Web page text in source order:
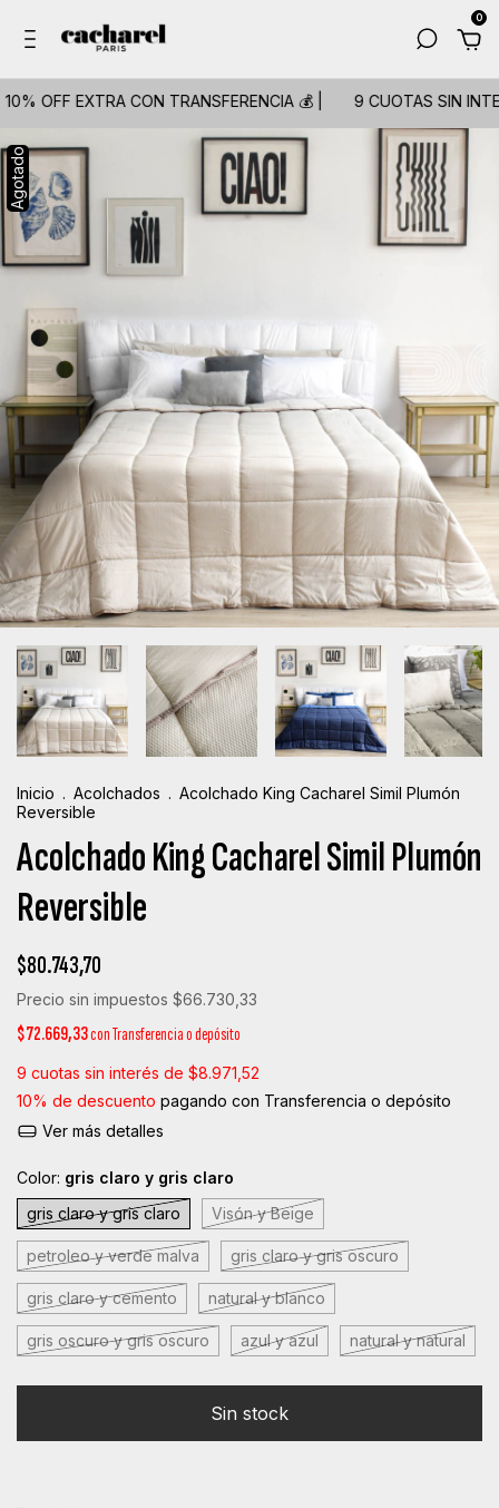
0
EXTRA CON TRANSFERENCIA 💰 | 9 CUOTAS SIN
Inicio . Acolchados . Acolchado King Cacharel Simil Plumón
Reversible
Acolchado King Cacharel Simil Plumón
Reversible
$80.743,70
Precio sin impuestos $66.730,33
$72.669,33conTransferencia o depósito
9 cuotas sin interés de $8.971,52
10% de descuento pagando con Transferencia o depósito
Ver más detalles
Color: gris claro y gris claro
gris claro y gris claro
Visón y Beige
petroleo y verde malva gris claro y gris oscuro
gris claro y cemento natural y blanco
gris oscuro y gris oscuro azul y azul natural y natural